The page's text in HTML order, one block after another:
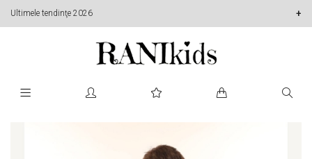
Ultimele tendinţe 2026